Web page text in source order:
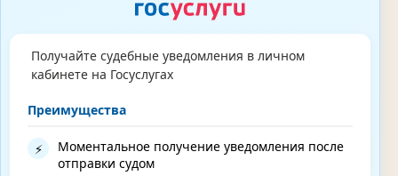
Получайте судебные уведомления в личном
кабинете на Госуслугах
Преимущества
⚡
Моментальное получение уведомления после
отправки судом